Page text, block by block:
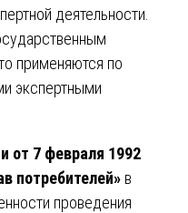
деятельности.
применяются по
экспертными
от 7 февраля 1992
потребителей» в
проведения